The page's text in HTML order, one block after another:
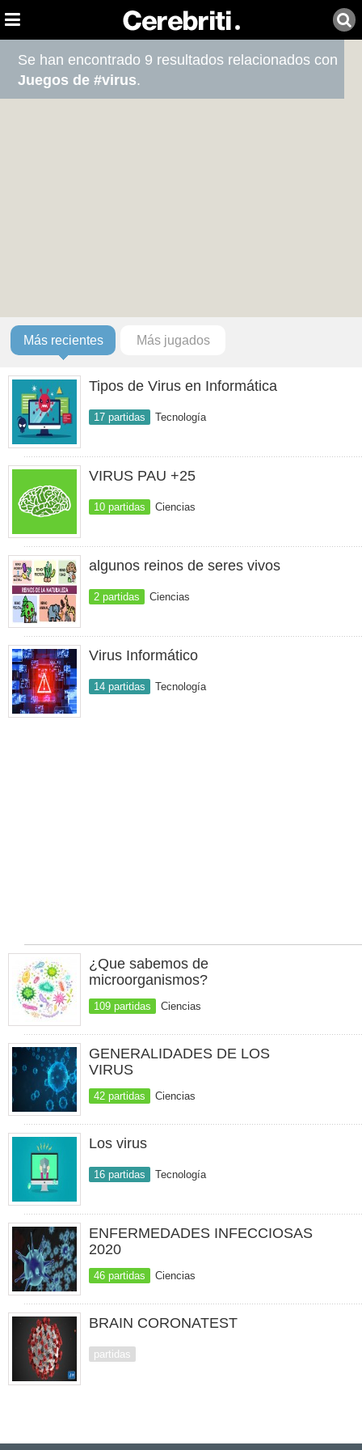
Se han encontrado 9 resultados relacionados con
Juegos de #virus.
Más recientes Más jugados
Tipos de Virus en Informática
17 partidas Tecnología
VIRUS PAU +25
10 partidas Ciencias
algunos reinos de seres vivos
2 partidas Ciencias
Virus Informático
14 partidas Tecnología
¿Que sabemos de
microorganismos?
109 partidas Ciencias
GENERALIDADES DE LOS
VIRUS
42 partidas Ciencias
Los virus
16 partidas Tecnología
ENFERMEDADES INFECCIOSAS
2020
46 partidas Ciencias
BRAIN CORONATEST
partidas